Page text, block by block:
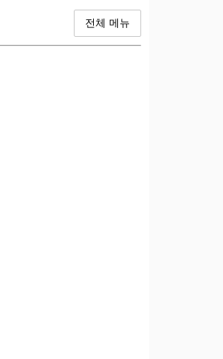
전체 메뉴